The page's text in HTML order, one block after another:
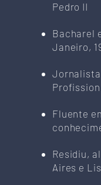
Pedro II
Bacharel
Janeiro,
Fluente
Residiu,
Aires e